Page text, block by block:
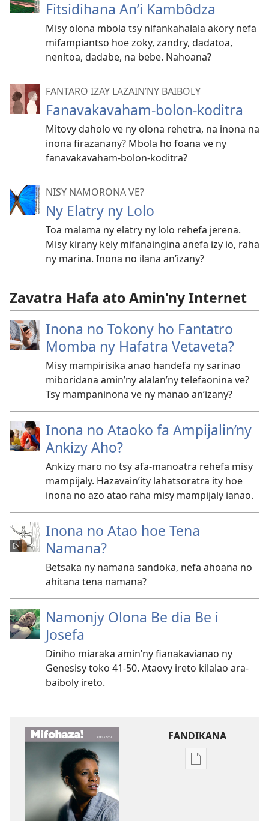
Fitsidihana An’i Kambôdza
Misy olona mbola tsy nifankahalala akory nefa
mifampiantso hoe zoky, zandry, dadatoa,
nenitoa, dadabe, na bebe. Nahoana?
FANTARO IZAY LAZAIN’NY BAIBOLY
Fanavakavaham-bolon-koditra
Mitovy daholo ve ny olona rehetra, na inona na
inona firazanany? Mbola ho foana ve ny
fanavakavaham-bolon-koditra?
NISY NAMORONA VE?
Ny Elatry ny Lolo
Toa malama ny elatry ny lolo rehefa jerena.
Misy kirany kely mifanaingina anefa izy io, raha
ny marina. Inona no ilana an’izany?
Zavatra Hafa ato Amin'ny Internet
Inona no Tokony ho Fantatro
Momba ny Hafatra Vetaveta?
Misy mampirisika anao handefa ny sarinao
miboridana amin’ny alalan’ny telefaonina ve?
Tsy mampaninona ve ny manao an’izany?
Inona no Ataoko fa Ampijalin’ny
Ankizy Aho?
Ankizy maro no tsy afa-manoatra rehefa misy
mampijaly. Hazavain’ity lahatsoratra ity hoe
inona no azo atao raha misy mampijaly ianao.
Inona no Atao hoe Tena
Namana?
Betsaka ny namana sandoka, nefa ahoana no
ahitana tena namana?
Namonjy Olona Be dia Be i
Josefa
Diniho miaraka amin’ny fianakavianao ny
Genesisy toko 41-​50. Ataovy ireto kilalao ara-
baiboly ireto.
FANDIKANA
Fandikana